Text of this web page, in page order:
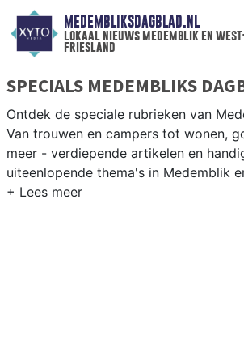
MEDEMBLIKSDAGBLAD.NL
lokaal nieuws medemblik en
friesland
SPECIALS MEDEMBLIKS
Ontdek de speciale rubrieken van
Van trouwen en campers tot wonen,
meer - verdiepende artikelen en
uiteenlopende thema's in Medemblik